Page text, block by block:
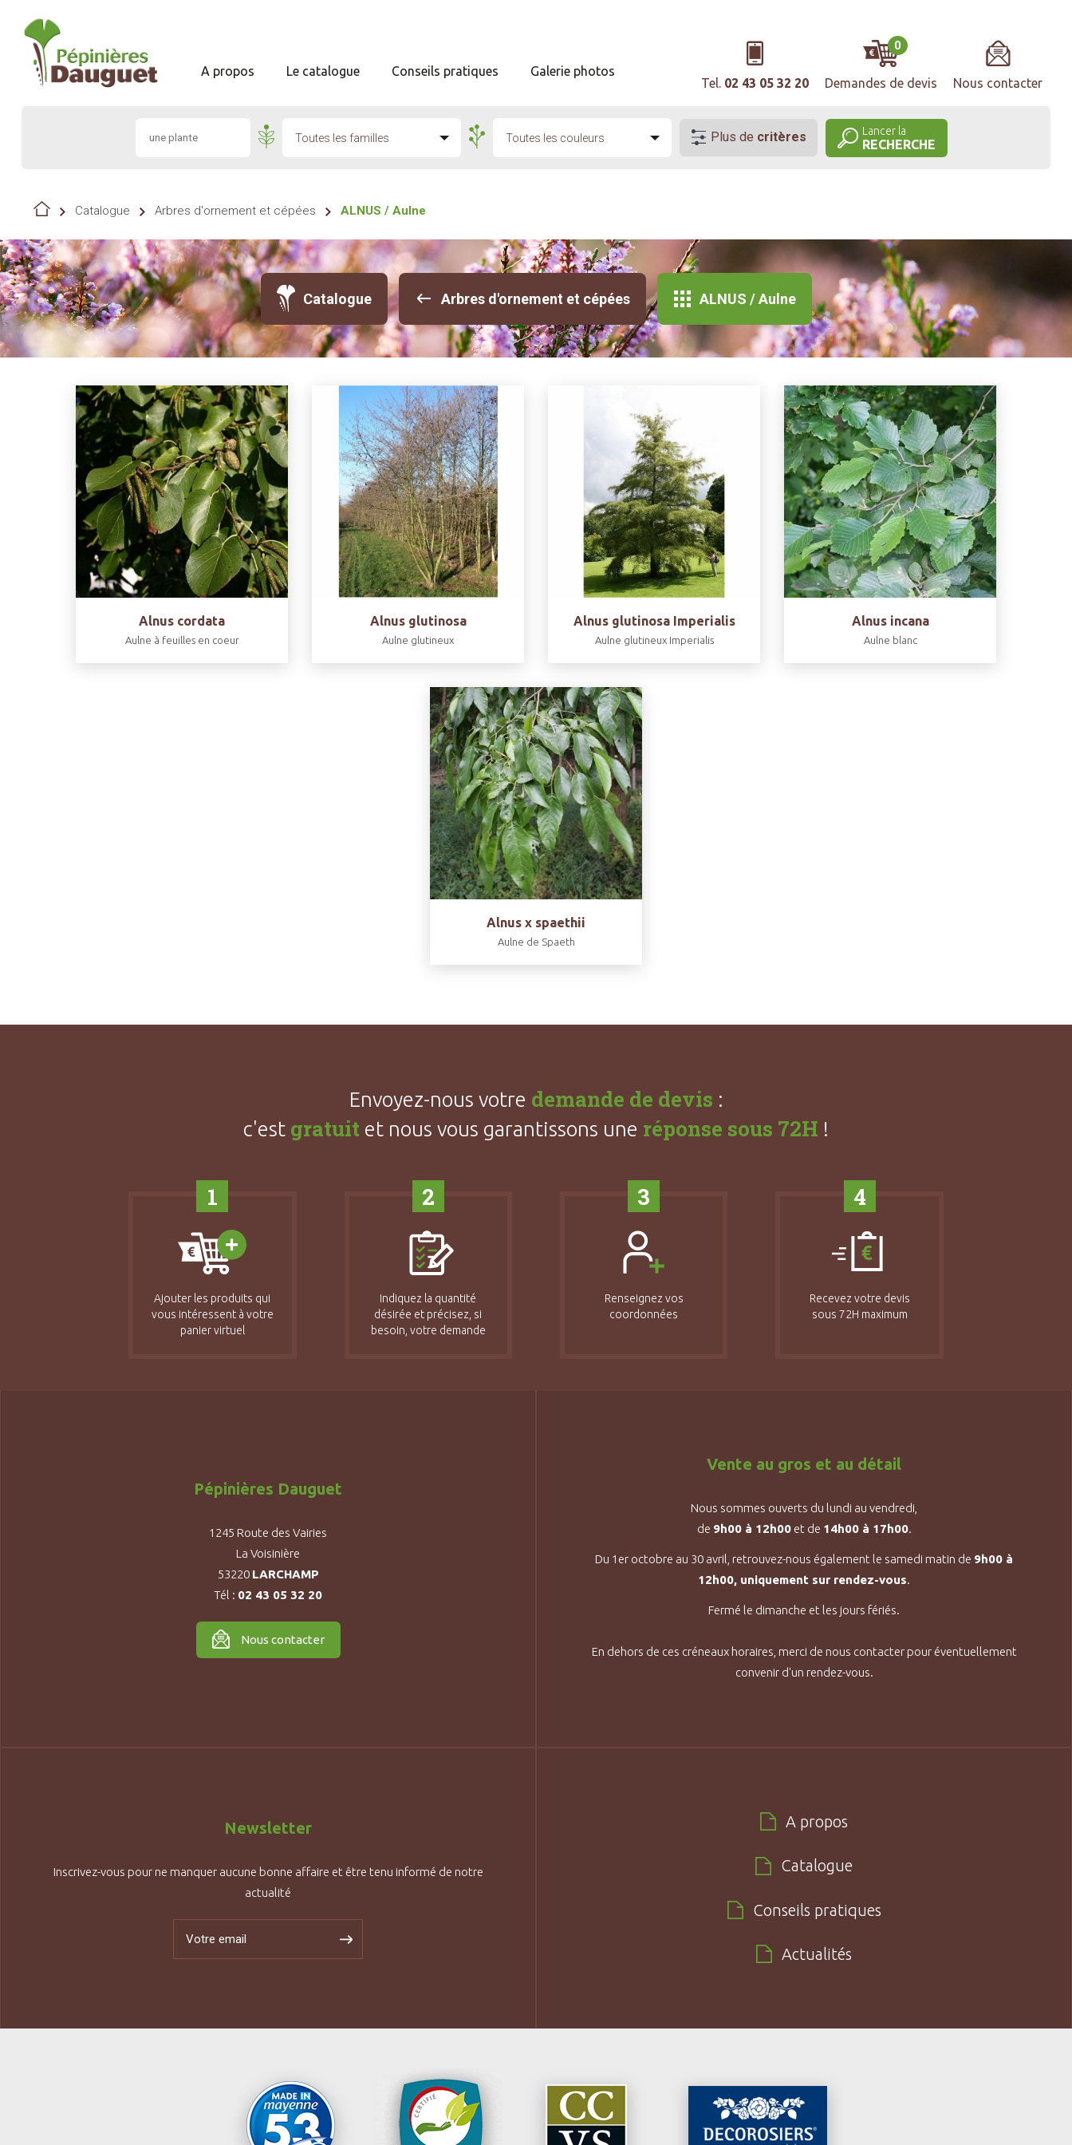
A propos Le catalogue Conseils pratiques
Galerie photos
Tel. 02 43 05 32 20
0
Demandes de devis Nous contacter
Toutes les familles Toutes les couleurs Plus de critères Lancer la
RECHERCHE
Catalogue Arbres d'ornement et cépées ALNUS / Aulne
Catalogue Arbres d'ornement et cépées ALNUS / Aulne
Alnus cordata
Aulne à feuilles en coeur
Alnus glutinosa
Aulne glutineux
Alnus glutinosa Imperialis
Aulne glutineux Imperialis
Alnus incana
Aulne blanc
Alnus x spaethii
Aulne de Spaeth
Envoyez-nous votre demande de devis :
c'est gratuit et nous vous garantissons une réponse sous 72H !
1
Ajouter les produits qui
vous intéressent à votre
panier virtuel
2
Indiquez la quantité
désirée et précisez, si
besoin, votre demande
3
Renseignez vos
coordonnées
4
Recevez votre devis
sous 72H maximum
Pépinières Dauguet
1245 Route des Vairies
La Voisinière
53220 LARCHAMP
Tél : 02 43 05 32 20
Nous contacter
Vente au gros et au détail
Nous sommes ouverts du lundi au vendredi,
de 9h00 à 12h00et de 14h00 à 17h00.
Du 1er octobre au 30 avril, retrouvez-nous également le samedi matin de 9h00 à
12h00, uniquement sur rendez-vous.
Fermé le dimanche et les jours fériés.
En dehors de ces créneaux horaires, merci de nous contacter pour éventuellement
convenir d'un rendez-vous.
Newsletter
Inscrivez-vous pour ne manquer aucune bonne affaire et être tenu informé de notre
actualité
A propos
Catalogue
Conseils pratiques
Actualités